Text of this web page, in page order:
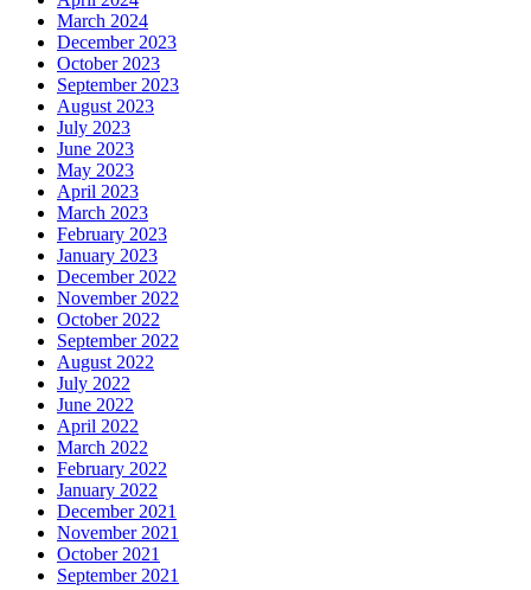
March 2024
December 2023
October 2023
September 2023
August 2023
July 2023
June 2023
May 2023
April 2023
March 2023
February 2023
January 2023
December 2022
November 2022
October 2022
September 2022
August 2022
July 2022
June 2022
April 2022
March 2022
February 2022
January 2022
December 2021
November 2021
October 2021
September 2021